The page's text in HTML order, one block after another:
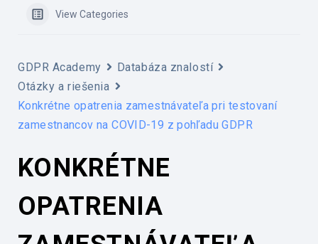
View Categories
GDPR Academy
Databáza znalostí
Otázky a riešenia
Konkrétne opatrenia zamestnávateľa pri testovaní
zamestnancov na COVID-19 z pohľadu GDPR
KONKRÉTNE
OPATRENIA